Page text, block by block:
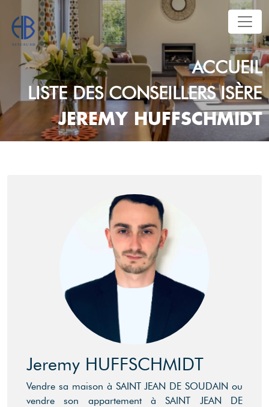
ACCUEIL
LISTE DES CONSEILLERS ISÈRE
JEREMY HUFFSCHMIDT
Jeremy HUFFSCHMIDT
Vendre sa maison à SAINT JEAN DE SOUDAIN ou
vendre son appartement à SAINT JEAN DE